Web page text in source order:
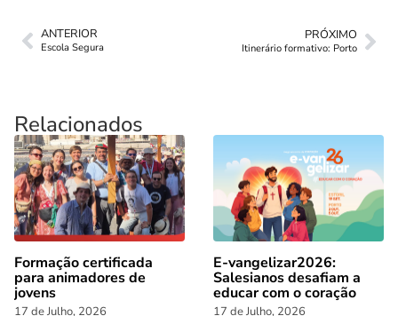
ANTERIOR
Escola Segura
PRÓXIMO
Itinerário formativo: Porto
Relacionados
Formação certificada
para animadores de
jovens
17 de Julho, 2026
E-vangelizar2026:
Salesianos desafiam a
educar com o coração
17 de Julho, 2026